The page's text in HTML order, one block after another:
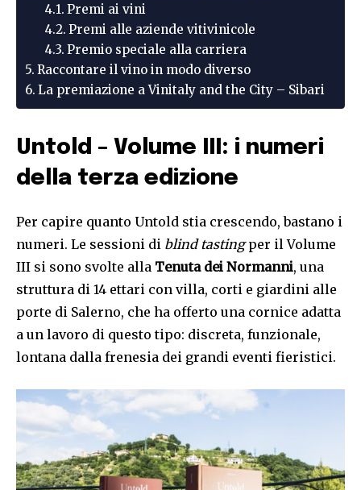
Premi ai vini
Premi alle aziende vitivinicole
Premio speciale alla carriera
Raccontare il vino in modo diverso
La premiazione a Vinitaly and the City – Sibari
Untold – Volume III: i numeri
della terza edizione
Per capire quanto Untold stia crescendo, bastano i
numeri. Le sessioni di blind tastingper il Volume
III si sono svolte alla Tenuta dei Normanni, una
struttura di 14 ettari con villa, corti e giardini alle
porte di Salerno, che ha offerto una cornice adatta
a un lavoro di questo tipo: discreta, funzionale,
lontana dalla frenesia dei grandi eventi fieristici.